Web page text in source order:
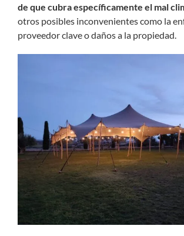
de que cubra específicamente el mal
otros posibles inconvenientes como la
proveedor clave o daños a la propiedad.